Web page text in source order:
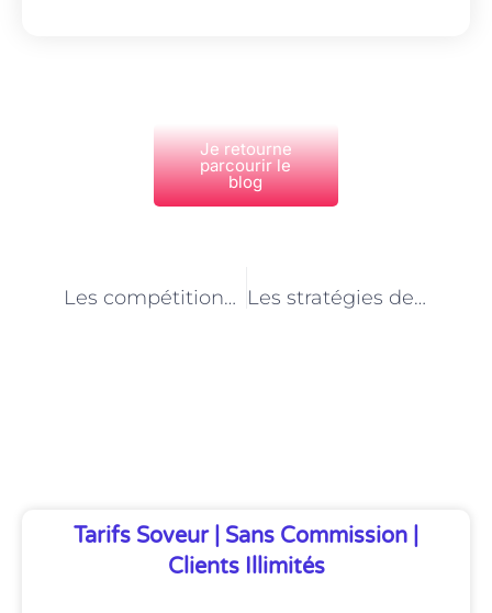
Je retourne
parcourir le
blog
Les compétitions équestres à Paris : opportunités pour les moniteurs Les stratégies de marketing pour promouvoir votre école d’équitation à Paris
Tarifs Soveur | Sans Commission |
Clients Illimités